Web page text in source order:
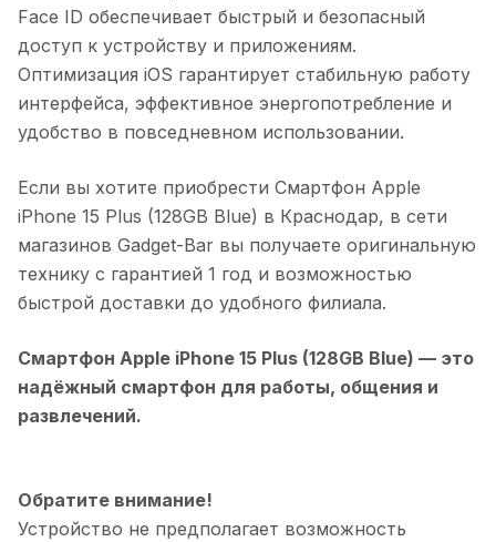
Face ID обеспечивает быстрый и безопасный
доступ к устройству и приложениям.
Оптимизация iOS гарантирует стабильную работу
интерфейса, эффективное энергопотребление и
удобство в повседневном использовании.
Если вы хотите приобрести Смартфон Apple
iPhone 15 Plus (128GB Blue) в Краснодар, в сети
магазинов Gadget-Bar вы получаете оригинальную
технику с гарантией 1 год и возможностью
быстрой доставки до удобного филиала.
Смартфон Apple iPhone 15 Plus (128GB Blue) — это
надёжный смартфон для работы, общения и
развлечений.
Обратите внимание!
Устройство не предполагает возможность